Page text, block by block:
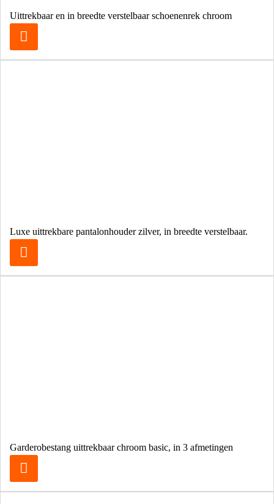
Uittrekbaar en in breedte verstelbaar schoenenrek chroom
Luxe uittrekbare pantalonhouder zilver, in breedte verstelbaar.
Garderobestang uittrekbaar chroom basic, in 3 afmetingen